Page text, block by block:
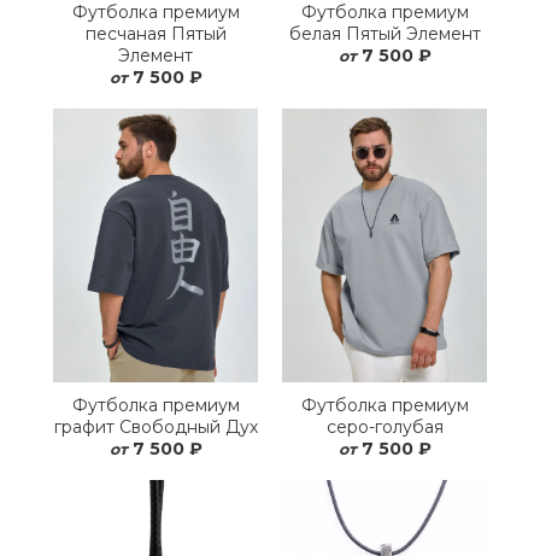
Футболка премиум
песчаная Пятый
Элемент
от 7 500 ₽
Футболка премиум
белая Пятый Элемент
от 7 500 ₽
Футболка премиум
графит Свободный Дух
от 7 500 ₽
Футболка премиум
серо-голубая
от 7 500 ₽